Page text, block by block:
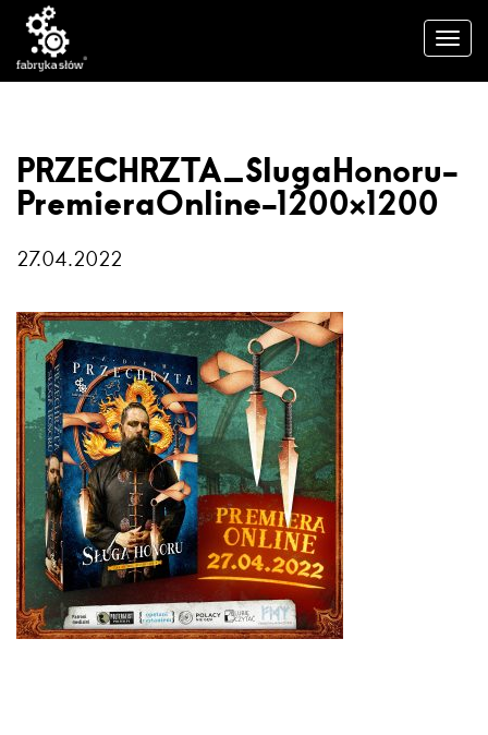
PRZECHRZTA_SlugaHonoru-
PremieraOnline-1200×1200
27.04.2022